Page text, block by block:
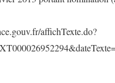
affichTexte.do?